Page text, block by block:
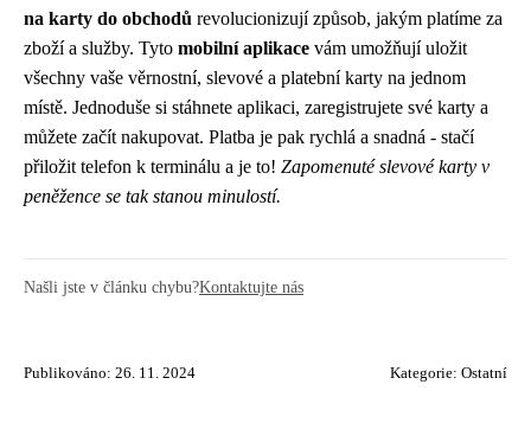
na karty do obchodů revolucionizují způsob, jakým platíme za
zboží a služby. Tyto mobilní aplikace vám umožňují uložit
všechny vaše věrnostní, slevové a platební karty na jednom
místě. Jednoduše si stáhnete aplikaci, zaregistrujete své karty a
můžete začít nakupovat. Platba je pak rychlá a snadná - stačí
přiložit telefon k terminálu a je to! Zapomenuté slevové karty v
peněžence se tak stanou minulostí.
Našli jste v článku chybu?Kontaktujte nás
Publikováno: 26. 11. 2024 Kategorie: Ostatní